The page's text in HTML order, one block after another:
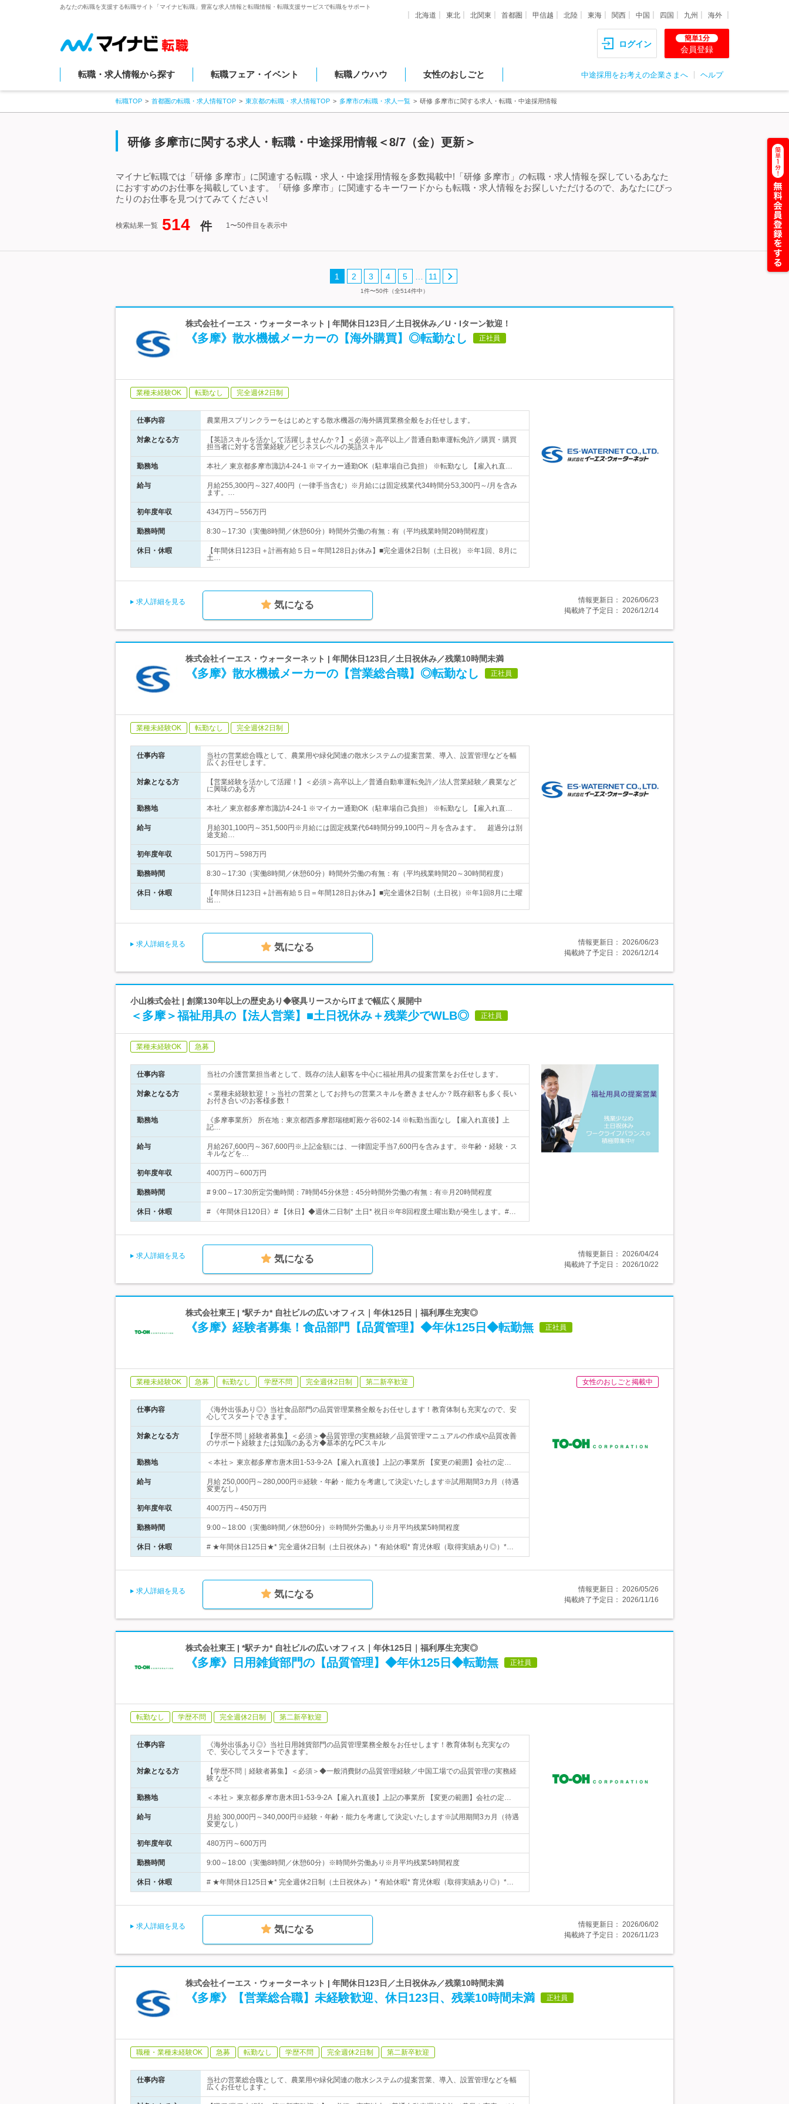
あなたの転職を支援する転職サイト「マイナビ転職」豊富な求人情報と転職情報・転職支援サービスで転職をサポート
北海道 東北 北関東 首都圏 甲信越 北陸 東海 関西 中国 四国 九州 海外
ログイン
簡単1分
会員登録
転職・求人情報から探す 転職フェア・イベント 転職ノウハウ 女性のおしごと 中途採用をお考えの企業さまへ ヘルプ
転職TOP 首都圏の転職・求人情報TOP 東京都の転職・求人情報TOP 多摩市の転職・求人一覧 研修 多摩市に関する求人・転職・中途採用情報
研修 多摩市に関する求人・転職・中途採用情報＜8/7（金）更新＞
マイナビ転職では「研修 多摩市」に関連する転職・求人・中途採用情報を多数掲載中!「研修 多摩市」の転職・求人情報を探しているあなた
におすすめのお仕事を掲載しています。「研修 多摩市」に関連するキーワードからも転職・求人情報をお探しいただけるので、あなたにぴっ
たりのお仕事を見つけてみてください!
検索結果一覧 514 件 1〜50件目を表示中
1 2 3 4 5 11
1件〜50件（全514件中）
株式会社イーエス・ウォーターネット | 年間休日123日／土日祝休み／U・Iターン歓迎！
《多摩》散水機械メーカーの【海外購買】◎転勤なし 正社員
業種未経験OK 転勤なし 完全週休2日制
仕事内容 農業用スプリンクラーをはじめとする散水機器の海外購買業務全般をお任せします。
対象となる方
【英語スキルを活かして活躍しませんか？】＜必須＞高卒以上／普通自動車運転免許／購買・購買
担当者に対する営業経験／ビジネスレベルの英語スキル
勤務地 本社／ 東京都多摩市諏訪4-24-1 ※マイカー通勤OK（駐車場自己負担） ※転勤なし 【雇入れ直…
給与
月給255,300円～327,400円（一律手当含む）※月給には固定残業代34時間分53,300円～/月を含み
ます。…
初年度年収 434万円～556万円
勤務時間 8:30～17:30（実働8時間／休憩60分）時間外労働の有無：有（平均残業時間20時間程度）
休日・休暇
【年間休日123日＋計画有給５日＝年間128日お休み】■完全週休2日制（土日祝） ※年1回、8月に
土…
求人詳細を見る 気になる 情報更新日： 2026/06/23
掲載終了予定日： 2026/12/14
株式会社イーエス・ウォーターネット | 年間休日123日／土日祝休み／残業10時間未満
《多摩》散水機械メーカーの【営業総合職】◎転勤なし 正社員
業種未経験OK 転勤なし 完全週休2日制
仕事内容
当社の営業総合職として、農業用や緑化関連の散水システムの提案営業、導入、設置管理などを幅
広くお任せします。
対象となる方
【営業経験を活かして活躍！】＜必須＞高卒以上／普通自動車運転免許／法人営業経験／農業など
に興味のある方
勤務地 本社／ 東京都多摩市諏訪4-24-1 ※マイカー通勤OK（駐車場自己負担） ※転勤なし 【雇入れ直…
給与
月給301,100円～351,500円※月給には固定残業代64時間分99,100円～月を含みます。 超過分は別
途支給…
初年度年収 501万円～598万円
勤務時間 8:30～17:30（実働8時間／休憩60分）時間外労働の有無：有（平均残業時間20～30時間程度）
休日・休暇
【年間休日123日＋計画有給５日＝年間128日お休み】■完全週休2日制（土日祝）※年1回8月に土曜
出…
求人詳細を見る 気になる 情報更新日： 2026/06/23
掲載終了予定日： 2026/12/14
小山株式会社 | 創業130年以上の歴史あり◆寝具リースからITまで幅広く展開中
＜多摩＞福祉用具の【法人営業】■土日祝休み＋残業少でWLB◎ 正社員
業種未経験OK 急募
仕事内容 当社の介護営業担当者として、既存の法人顧客を中心に福祉用具の提案営業をお任せします。
対象となる方
＜業種未経験歓迎！＞当社の営業としてお持ちの営業スキルを磨きませんか？既存顧客も多く長い
お付き合いのお客様多数！
勤務地
《多摩事業所》 所在地：東京都西多摩郡瑞穂町殿ケ谷602-14 ※転勤当面なし 【雇入れ直後】上
記…
給与
月給267,600円～367,600円※上記金額には、一律固定手当7,600円を含みます。※年齢・経験・ス
キルなどを…
初年度年収 400万円～600万円
勤務時間 # 9:00～17:30所定労働時間：7時間45分休憩：45分時間外労働の有無：有※月20時間程度
休日・休暇 # 《年間休日120日》# 【休日】◆週休二日制* 土日* 祝日※年8回程度土曜出勤が発生します。#…
求人詳細を見る 気になる 情報更新日： 2026/04/24
掲載終了予定日： 2026/10/22
株式会社東王 | *駅チカ* 自社ビルの広いオフィス｜年休125日｜福利厚生充実◎
《多摩》経験者募集！食品部門【品質管理】◆年休125日◆転勤無 正社員
業種未経験OK 急募 転勤なし 学歴不問 完全週休2日制 第二新卒歓迎 女性のおしごと掲載中
仕事内容
《海外出張あり◎》当社食品部門の品質管理業務全般をお任せします！教育体制も充実なので、安
心してスタートできます。
対象となる方
【学歴不問｜経験者募集】＜必須＞◆品質管理の実務経験／品質管理マニュアルの作成や品質改善
のサポート経験または知識のある方◆基本的なPCスキル
勤務地 ＜本社＞ 東京都多摩市唐木田1-53-9-2A 【雇入れ直後】上記の事業所 【変更の範囲】会社の定…
給与
月給 250,000円～280,000円※経験・年齢・能力を考慮して決定いたします※試用期間3カ月（待遇
変更なし）
初年度年収 400万円～450万円
勤務時間 9:00～18:00（実働8時間／休憩60分）※時間外労働あり※月平均残業5時間程度
休日・休暇 # ★年間休日125日★* 完全週休2日制（土日祝休み）* 有給休暇* 育児休暇（取得実績あり◎）*…
求人詳細を見る 気になる 情報更新日： 2026/05/26
掲載終了予定日： 2026/11/16
株式会社東王 | *駅チカ* 自社ビルの広いオフィス｜年休125日｜福利厚生充実◎
《多摩》日用雑貨部門の【品質管理】◆年休125日◆転勤無 正社員
転勤なし 学歴不問 完全週休2日制 第二新卒歓迎
仕事内容
《海外出張あり◎》当社日用雑貨部門の品質管理業務全般をお任せします！教育体制も充実なの
で、安心してスタートできます。
対象となる方
【学歴不問｜経験者募集】＜必須＞◆一般消費財の品質管理経験／中国工場での品質管理の実務経
験 など
勤務地 ＜本社＞ 東京都多摩市唐木田1-53-9-2A 【雇入れ直後】上記の事業所 【変更の範囲】会社の定…
給与
月給 300,000円～340,000円※経験・年齢・能力を考慮して決定いたします※試用期間3カ月（待遇
変更なし）
初年度年収 480万円～600万円
勤務時間 9:00～18:00（実働8時間／休憩60分）※時間外労働あり※月平均残業5時間程度
休日・休暇 # ★年間休日125日★* 完全週休2日制（土日祝休み）* 有給休暇* 育児休暇（取得実績あり◎）*…
求人詳細を見る 気になる 情報更新日： 2026/06/02
掲載終了予定日： 2026/11/23
株式会社イーエス・ウォーターネット | 年間休日123日／土日祝休み／残業10時間未満
《多摩》【営業総合職】未経験歓迎、休日123日、残業10時間未満 正社員
職種・業種未経験OK 急募 転勤なし 学歴不問 完全週休2日制 第二新卒歓迎
仕事内容
当社の営業総合職として、農業用や緑化関連の散水システムの提案営業、導入、設置管理などを幅
広くお任せします。